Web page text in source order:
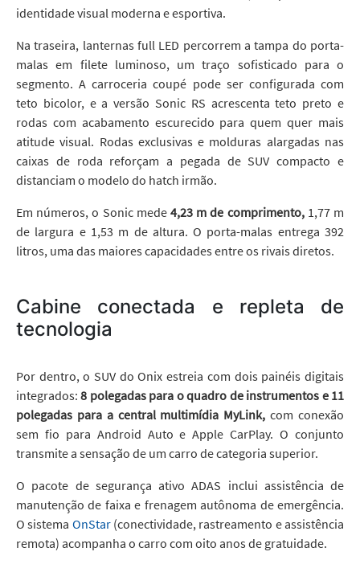
identidade visual moderna e esportiva.
Na traseira, lanternas full LED percorrem a tampa do porta-
malas em filete luminoso, um traço sofisticado para o
segmento. A carroceria coupé pode ser configurada com
teto bicolor, e a versão Sonic RS acrescenta teto preto e
rodas com acabamento escurecido para quem quer mais
atitude visual. Rodas exclusivas e molduras alargadas nas
caixas de roda reforçam a pegada de SUV compacto e
distanciam o modelo do hatch irmão.
Em números, o Sonic mede 4,23 m de comprimento,1,77 m
de largura e 1,53 m de altura. O porta-malas entrega 392
litros, uma das maiores capacidades entre os rivais diretos.
Cabine conectada e repleta de
tecnologia
Por dentro, o SUV do Onix estreia com dois painéis digitais
integrados: 8 polegadas para o quadro de instrumentos e 11
polegadas para a central multimídia MyLink, com conexão
sem fio para Android Auto e Apple CarPlay. O conjunto
transmite a sensação de um carro de categoria superior.
O pacote de segurança ativo ADAS inclui assistência de
manutenção de faixa e frenagem autônoma de emergência.
O sistema OnStar(conectividade, rastreamento e assistência
remota) acompanha o carro com oito anos de gratuidade.